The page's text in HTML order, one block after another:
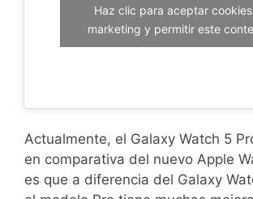
Haz clic para aceptar
marketing y permitir este
Actualmente, el Galaxy Watch 5
en comparativa del nuevo Apple
es que a diferencia del Galaxy